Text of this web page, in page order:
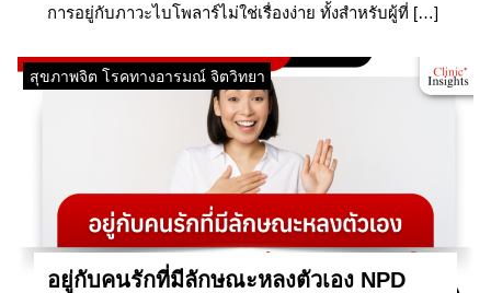
การอยู่กับภาวะไบโพลาร์ไม่ใช่เรื่องง่าย ทั้งสำหรับผู้ที่ […]
สุขภาพจิต โรคทางอารมณ์ จิตวิทยา
อยู่กับคนรักที่มีลักษณะหลงตัวเอง NPD